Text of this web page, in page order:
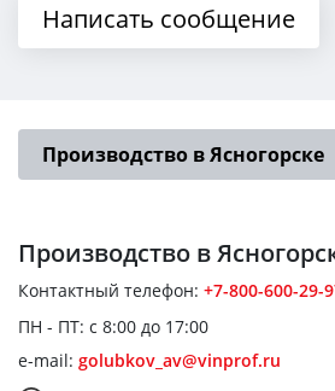
Написать сообщение
Производство в Ясногорске
Производство в
Контактный телефон: +7-800-600-29-
ПН - ПТ: с 8:00 до 17:00
e-mail: golubkov_av@vinprof.ru